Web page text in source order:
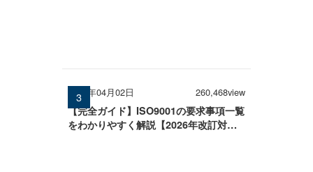
2026年04月02日 260,468view
【完全ガイド】ISO9001の要求事項一覧
をわかりやすく解説【2026年改訂対